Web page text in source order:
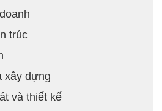
trúc
xây dựng
và thiết kế